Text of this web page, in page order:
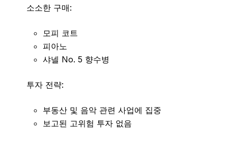
소소한 구매:
모피 코트
피아노
샤넬 No. 5 향수병
투자 전략:
부동산 및 음악 관련 사업에 집중
보고된 고위험 투자 없음